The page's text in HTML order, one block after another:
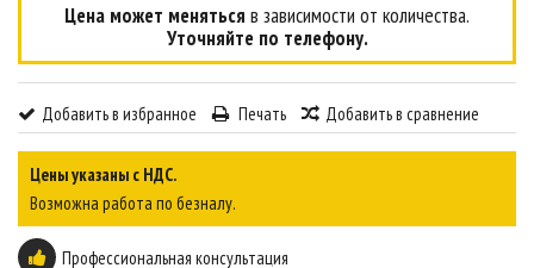
Цена может меняться в зависимости от количества.
Уточняйте по телефону.
Добавить в избранное Печать Добавить в сравнение
Цены указаны с НДС.
Возможна работа по безналу.
Профессиональная консультация